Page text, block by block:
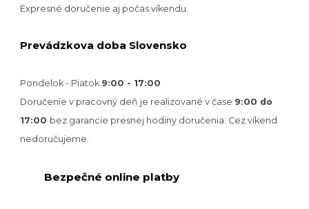
Expresné doručenie aj počas víkendu.
Prevádzkova doba Slovensko
Pondelok - Piatok 9:00 - 17:00
Doručenie v pracovný deň je realizované v čase 9:00 do
17:00 bez garancie presnej hodiny doručenia. Cez víkend
nedoručujeme.
Bezpečné online platby